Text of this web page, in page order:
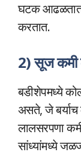
घटक
करतात.
2) सूज कमी
बडीशेपमध्ये
असते, जे
लालसरपणा
सांध्यांमध्ये